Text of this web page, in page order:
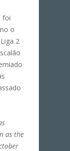
foi
o
2
as the